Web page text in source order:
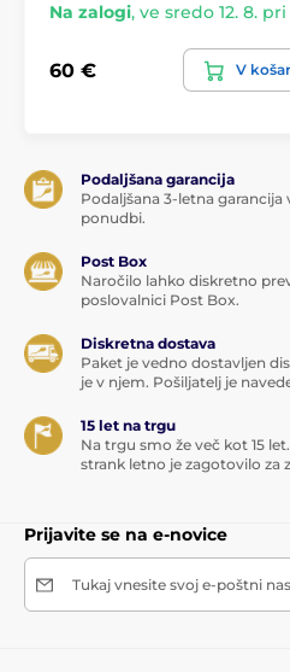
Na zalogi, ve sredo 12. 8. pri
60 € V
Podaljšana garancija
Podaljšana 3-letna garancija
ponudbi.
Post Box
Naročilo lahko diskretno
poslovalnici Post Box.
Diskretna dostava
Paket je vedno dostavljen
je v njem. Pošiljatelj je
15 let na trgu
Na trgu smo že več kot 15
strank letno je zagotovilo za
Prijavite se na e-novice
Tukaj vnesite svoj e-poštni